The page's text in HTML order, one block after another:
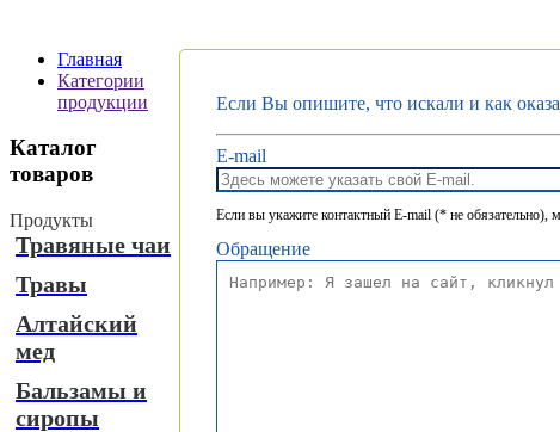
Если Вы опишите, что искали и как
E-mail
Если вы укажите контактный E-mail (* не
Обращение
Главная
Категории
продукции
Каталог
товаров
Продукты
Травяные чаи
Травы
Алтайский
мед
Бальзамы и
сиропы